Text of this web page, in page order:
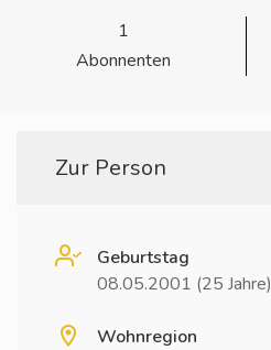
1
Abonnenten
Zur Person
Geburtstag
08.05.2001 (25 Jahre)
Wohnregion